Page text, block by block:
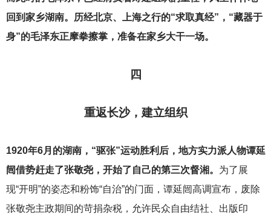
回到家乡湖南。历经北京、上海之行的“求取真经”，“藏器于
身”的毛泽东正摩拳擦掌，准备在家乡大干一场。
四
重返长沙，建立组织
1920年6月的湖南，“驱张”运动胜利后，地方实力派人物谭延
闿借势赶走了张敬尧，开始了自己的第三次督湘。 为了展
现“开明”的姿态和粉饰“自治”的门面，谭延闿高调宣布，废除
张敬尧主政期间的苛捐杂税，允许民众自由结社、出版印